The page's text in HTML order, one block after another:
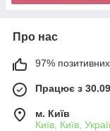
Про нас
97% позитивних
Працює з
м. Київ
Київ, Київ,